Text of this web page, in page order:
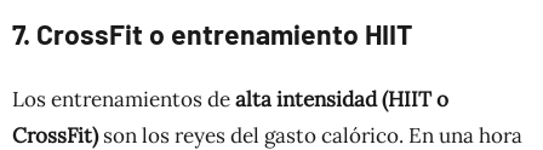
7. CrossFit o entrenamiento HIIT
Los entrenamientos dealta intensidad (HIIT o
CrossFit)son los reyes del gasto calórico. En una hora